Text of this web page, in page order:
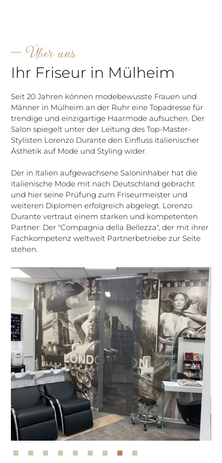
Über uns
Ihr Friseur in Mülheim
Seit 20 Jahren können modebewusste Frauen und
Männer in Mülheim an der Ruhr eine Topadresse für
trendige und einzigartige Haarmode aufsuchen. Der
Salon spiegelt unter der Leitung des Top-Master-
Stylisten Lorenzo Durante den Einfluss italienischer
Ästhetik auf Mode und Styling wider.
Der in Italien aufgewachsene Saloninhaber hat die
italienische Mode mit nach Deutschland gebracht
und hier seine Prüfung zum Friseurmeister und
weiteren Diplomen erfolgreich abgelegt. Lorenzo
Durante vertraut einem starken und kompetenten
Partner: Der "Compagnia della Bellezza", der mit ihrer
Fachkompetenz weltweit Partnerbetriebe zur Seite
stehen.